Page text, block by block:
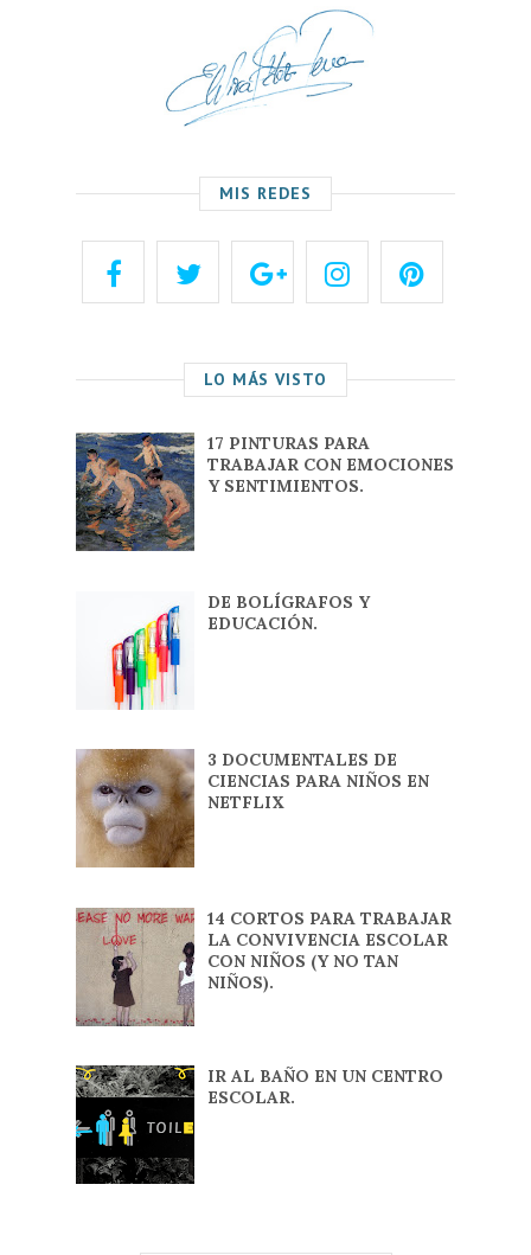
MIS REDES
LO MÁS VISTO
17 PINTURAS PARA
TRABAJAR CON EMOCIONES
Y SENTIMIENTOS.
DE BOLÍGRAFOS Y
EDUCACIÓN.
3 DOCUMENTALES DE
CIENCIAS PARA NIÑOS EN
NETFLIX
14 CORTOS PARA TRABAJAR
LA CONVIVENCIA ESCOLAR
CON NIÑOS (Y NO TAN
NIÑOS).
IR AL BAÑO EN UN CENTRO
ESCOLAR.